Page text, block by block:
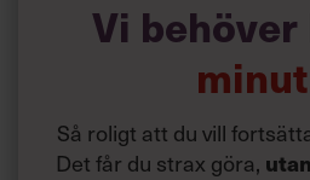
Vi behöver
Så roligt att du vill
Det får du strax göra,